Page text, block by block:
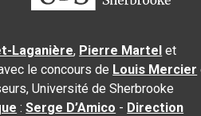
Laganière, Pierre Martel et
le concours de Louis Mercier
Université de Sherbrooke
:Serge D’Amico - Direction